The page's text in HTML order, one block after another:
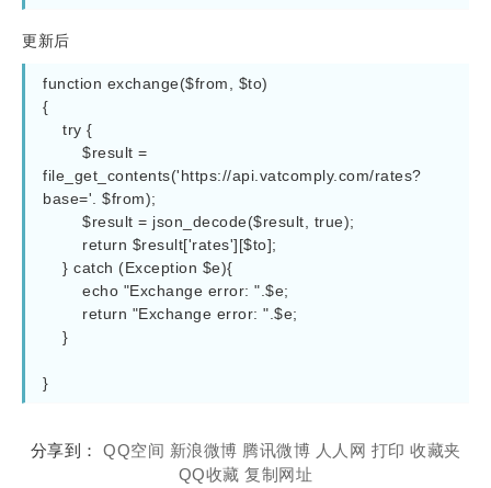
更新后
function exchange($from, $to)
{
file_get_contents('https://api.vatcomply.com/rates?
base='. $from);
}
分享到： QQ空间 新浪微博 腾讯微博 人人网 打印 收藏夹
QQ收藏 复制网址